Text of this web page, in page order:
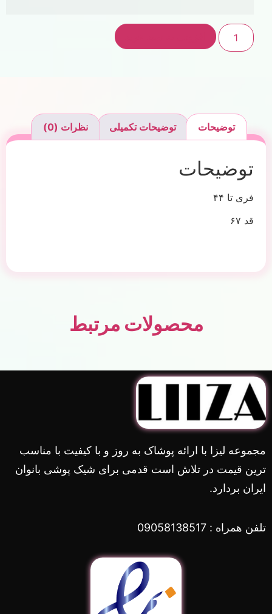
توضیحات توضیحات تکمیلی نظرات (0)
توضیحات
فری تا ۴۴
قد ۶۷
محصولات مرتبط
مجموعه لیزا با ارائه پوشاک به روز و با کیفیت با مناسب
ترین قیمت در تلاش است قدمی برای شیک پوشی بانوان
ایران بردارد.
تلفن همراه : 09058138517